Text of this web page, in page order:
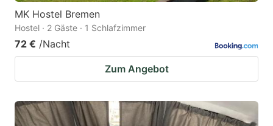
MK Hostel Bremen
Hostel · 2 Gäste · 1 Schlafzimmer
72 € /Nacht
Zum Angebot